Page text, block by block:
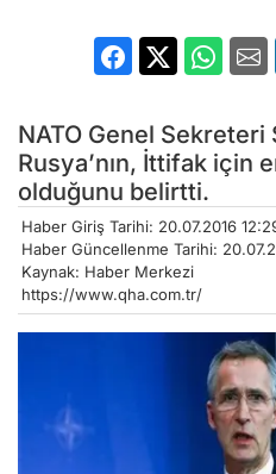
NATO Genel
Rusya’nın, İttifak için
olduğunu belirtti.
Haber Giriş Tarihi: 20.07.2016
Haber Güncellenme Tarihi:
Kaynak: Haber Merkezi
https://www.qha.com.tr/